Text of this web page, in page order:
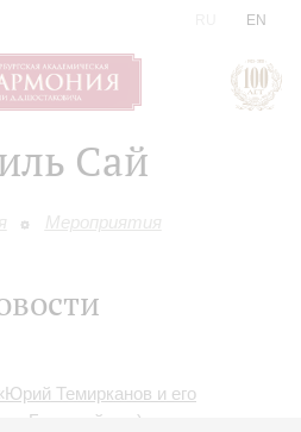
EN
Сай
Мероприятия
Темирканов и его
Большой зал) произошла